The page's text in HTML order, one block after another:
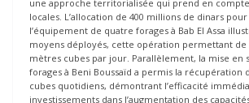
une approche territorialisée qui prend en
locales. L’allocation de 400 millions de dinars
l’équipement de quatre forages à Bab El Assa
moyens déployés, cette opération permettant de
mètres cubes par jour. Parallèlement, la mise en
forages à Beni Boussaïd a permis la récupération
cubes quotidiens, démontrant l’efficacité
investissements dans l’augmentation des